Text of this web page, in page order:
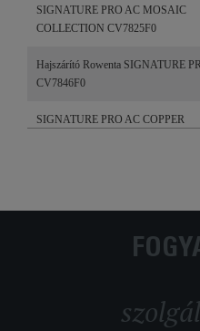
SIGNATURE PRO AC MOSAIC
COLLECTION CV7825F0
Hajszárító Rowenta SIGNATURE
CV7846F0
SIGNATURE PRO AC COPPER